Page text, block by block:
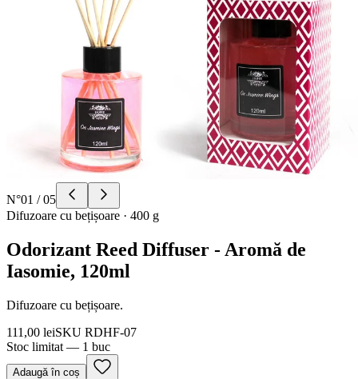
N°01 /05
Difuzoare cu bețișoare · 400 g
Odorizant Reed Diffuser - Aromă de
Iasomie, 120ml
Difuzoare cu bețișoare.
111,00 leiSKU RDHF-07
Stoc limitat — 1 buc
Adaugă în coș